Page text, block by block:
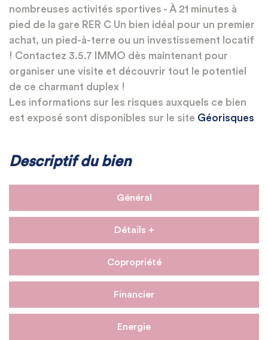
nombreuses activités sportives - À 21 minutes à
pied de la gare RER C Un bien idéal pour un premier
achat, un pied-à-terre ou un investissement locatif
! Contactez 3.5.7 IMMO dès maintenant pour
organiser une visite et découvrir tout le potentiel
de ce charmant duplex !
Les informations sur les risques auxquels ce bien
est exposé sont disponibles sur le site Géorisques
Descriptif du bien
Général
Détails +
Copropriété
Financier
Energie